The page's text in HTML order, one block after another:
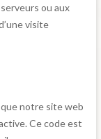
ou aux
visite
notre site web
Ce code est